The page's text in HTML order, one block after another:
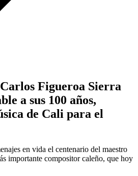
Figueroa Sierra
a sus 100 años,
de Cali para el
en vida el centenario del maestro
importante compositor caleño, que hoy